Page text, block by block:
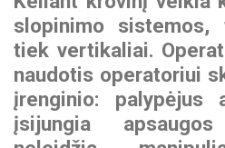
medienai
EFFER hidrauliniai
manipuliatoriai
CARGO FLOOR
grindų sistemos
SUNFAB hidrauliniai
siurbliai
FORMIKO rotatoriai
GUSELLA BAKKER
griebtuvai
slopinimo sistemos,
tiek vertikaliai.
naudotis operatoriui
įrenginio: palypėjus
įsijungia